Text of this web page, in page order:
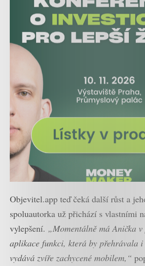
Objevitel.app teď čeká další růst a
spoluautorka už přichází s vlastními
vylepšení. „Momentálně má Anička
aplikace funkci, která by přehrávala
vydává zvíře zachycené mobilem,“